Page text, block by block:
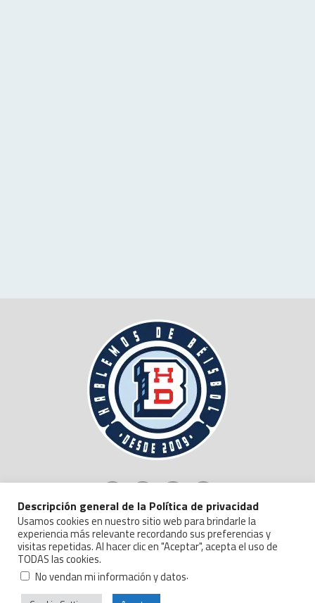
Copyright © 2024 Hablemos de Beisbol.
Descripción general de la Política de privacidad
Usamos cookies en nuestro sitio web para brindarle la
experiencia más relevante recordando sus preferencias y
visitas repetidas. Al hacer clic en "Aceptar", acepta el uso de
TODAS las cookies.
No vendan mi información y datos.